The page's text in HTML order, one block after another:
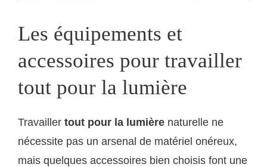
Les équipements et
accessoires pour travailler
tout pour la lumière
Travailler tout pour la lumière naturelle ne
nécessite pas un arsenal de matériel onéreux,
mais quelques accessoires bien choisis font une